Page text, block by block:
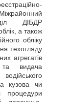
ДІБДР
а також
обліку
техогляду
агрегатів
та видача
кузова чи
процедури